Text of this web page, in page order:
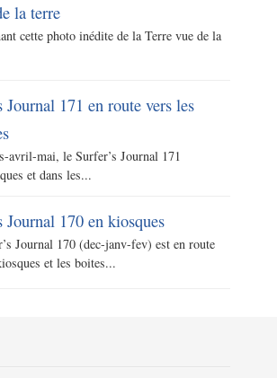
la terre
cette photo inédite de la Terre vue de la
Journal 171 en route vers les
avril-mai, le Surfer’s Journal 171
et dans les...
Journal 170 en kiosques
Journal 170 (dec-janv-fev) est en route
et les boites...